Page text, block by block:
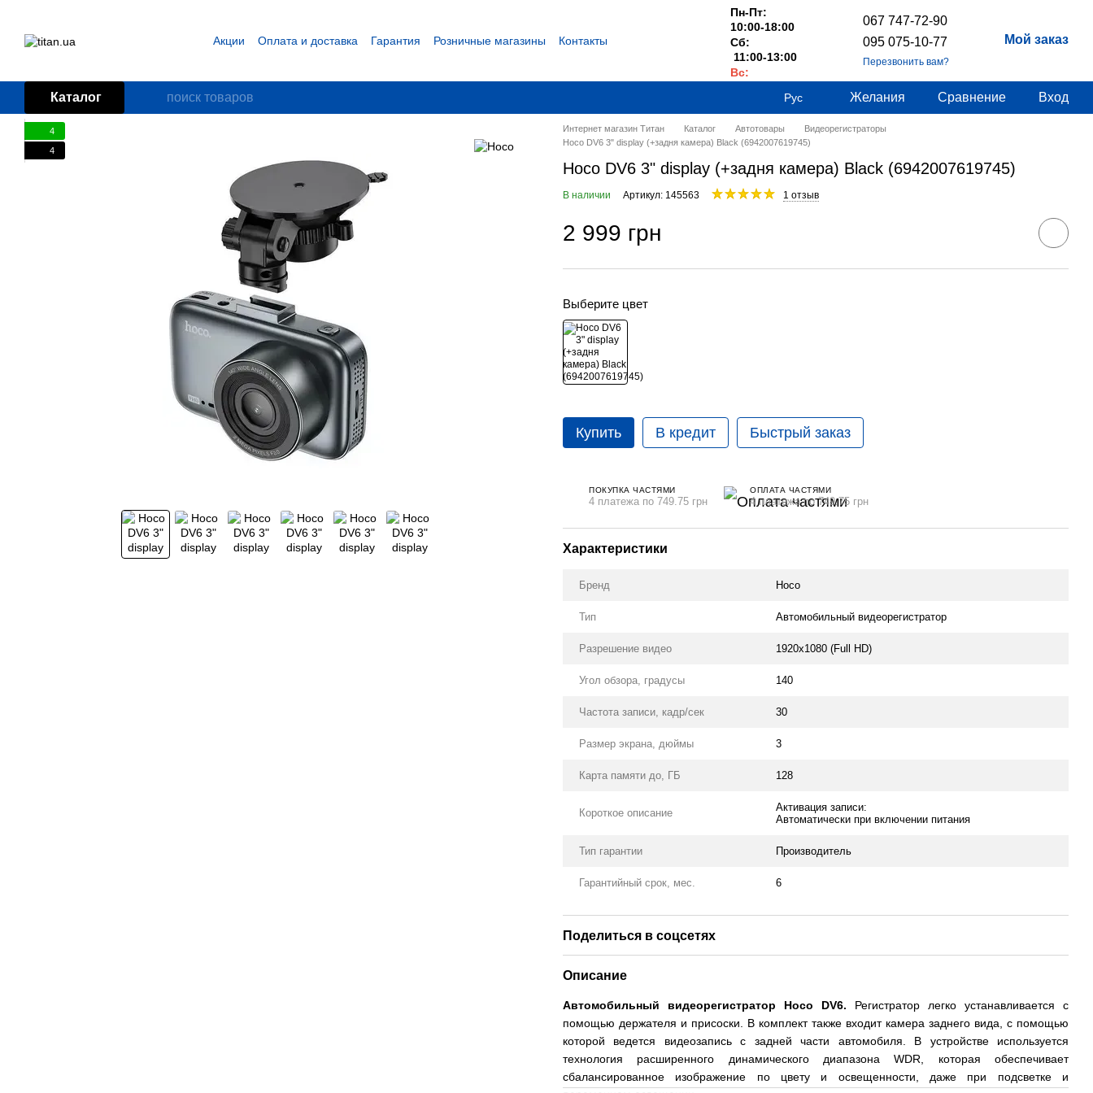
Акции Оплата и доставка Гарантия Розничные магазины
Контакты
Пн-Пт:
10:00-18:00
Сб:
11:00-13:00
Вс:
067 747-72-90
095 075-10-77
Перезвонить вам?
Мой заказ
Каталог Рус Желания Сравнение Вход
4
4
Интернет магазин Титан Каталог Автотовары
Видеорегистраторы
Hoco DV6 3" display (+задня камера) Black (6942007619745)
Hoco DV6 3" display (+задня камера) Black (6942007619745)
В наличии Артикул: 145563 1 отзыв
2 999 грн
Выберите цвет
Купить В кредит Быстрый заказ
ПОКУПКА ЧАСТЯМИ
4 платежа по 749.75 грн
ОПЛАТА ЧАСТЯМИ
4 платежа по 749.75 грн
Характеристики
Бренд Hoco
Тип Автомобильный видеорегистратор
Разрешение видео 1920x1080 (Full HD)
Угол обзора, градусы 140
Частота записи, кадр/сек 30
Размер экрана, дюймы 3
Карта памяти до, ГБ 128
Короткое описание
Активация записи:
Автоматически при включении питания
Тип гарантии Производитель
Гарантийный срок, мес. 6
Поделиться в соцсетях
Описание
Автомобильный видеорегистратор Hoco DV6. Регистратор легко устанавливается с
помощью держателя и присоски. В комплект также входит камера заднего вида, с помощью
которой ведется видеозапись с задней части автомобиля. В устройстве используется
технология расширенного динамического диапазона WDR, которая обеспечивает
сбалансированное изображение по цвету и освещенности, даже при подсветке и